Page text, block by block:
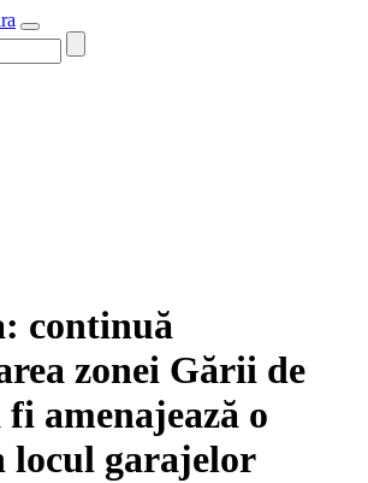
continuă
zonei Gării de
amenajează o
locul garajelor